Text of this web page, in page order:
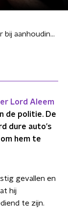
VIDEO: Lord Aleem gaat tekeer bij aanhouding om dure auto
Lord Aleem
de politie. De
dure auto's
hem te
gevallen en
hij
te zijn.